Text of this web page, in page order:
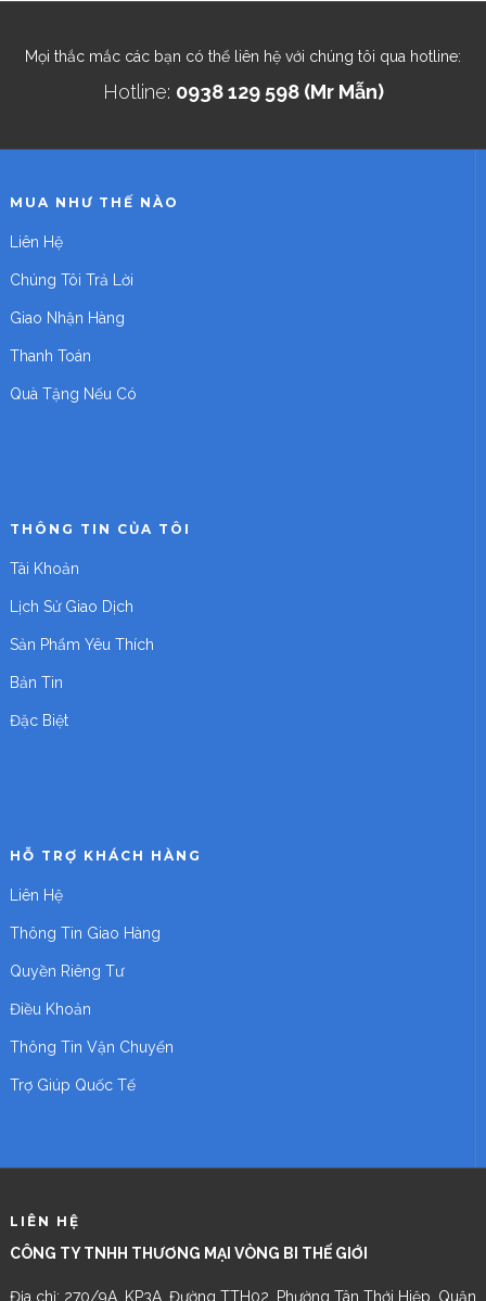
Mọi thắc mắc các bạn có thể liên hệ với chúng tôi qua hotline:
Hotline: 0938 129 598 (Mr Mẫn)
MUA NHƯ THẾ NÀO
Liên Hệ
Chúng Tôi Trả Lời
Giao Nhận Hàng
Thanh Toán
Quà Tặng Nếu Có
THÔNG TIN CỦA TÔI
Tài Khoản
Lịch Sử Giao Dịch
Sản Phẩm Yêu Thích
Bản Tin
Đặc Biệt
HỖ TRỢ KHÁCH HÀNG
Liên Hệ
Thông Tin Giao Hàng
Quyền Riêng Tư
Điều Khoản
Thông Tin Vận Chuyển
Trợ Giúp Quốc Tế
LIÊN HỆ
CÔNG TY TNHH THƯƠNG MẠI VÒNG BI THẾ GIỚI
Địa chỉ: 270/9A, KP3A, Đường TTH02, Phường Tân Thới Hiệp, Quận